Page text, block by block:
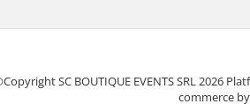
SC BOUTIQUE EVENTS SRL 2026
commerce